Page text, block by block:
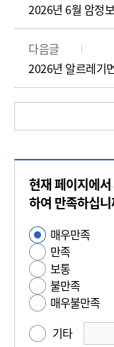
2026년 6월 암정
다음글
2026년 알르레기
현재 페이지에
하여 만족하십니
사
용
편
의
성
족
매우만족
만족
보통
불만족
매우불만족
기타